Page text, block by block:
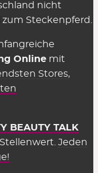
und täglich
zahlen,
werden.
Marketing-
Preis
Marketing).
in den
nicht
Steckenpferd.
Online mit
Stores,
BEAUTY TALK
Jeden